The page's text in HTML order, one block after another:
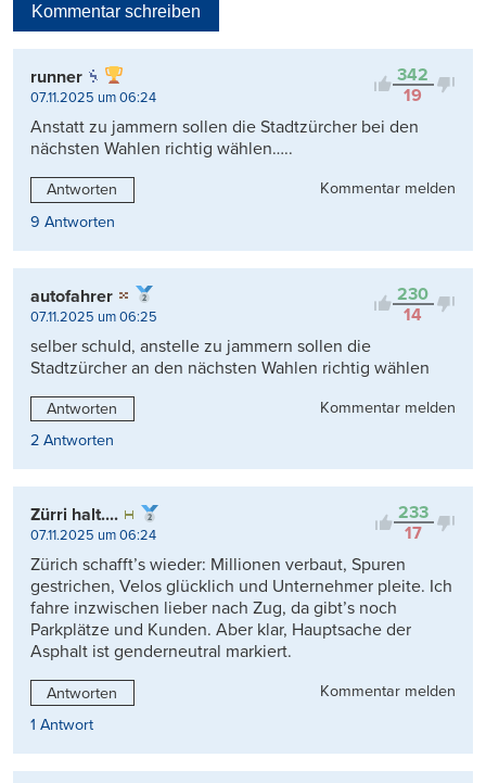
Kontrovers
Kommentar schreiben
342
19
runner
07.11.2025 um 06:24
Anstatt zu jammern sollen die Stadtzürcher bei den
nächsten Wahlen richtig wählen…..
Antworten
Kommentar melden
9 Antworten
230
14
autofahrer
07.11.2025 um 06:25
selber schuld, anstelle zu jammern sollen die
Stadtzürcher an den nächsten Wahlen richtig wählen
Antworten
Kommentar melden
2 Antworten
233
17
Zürri halt....
07.11.2025 um 06:24
Zürich schafft’s wieder: Millionen verbaut, Spuren
gestrichen, Velos glücklich und Unternehmer pleite. Ich
fahre inzwischen lieber nach Zug, da gibt’s noch
Parkplätze und Kunden. Aber klar, Hauptsache der
Asphalt ist genderneutral markiert.
Antworten
Kommentar melden
1 Antwort